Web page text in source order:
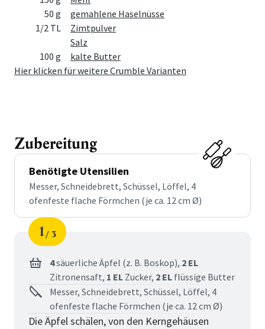
50 g
gemahlene Haselnüsse
1/2 TL
Zimtpulver
Salz
100 g
kalte Butter
Hier klicken für weitere Crumble Varianten
Zubereitung
Benötigte Utensilien
Messer, Schneidebrett, Schüssel, Löffel, 4
ofenfeste flache Förmchen (je ca. 12 cm Ø)
Schritt
1
von
3
4säuerliche Äpfel (z. B. Boskop), 2 EL
Zitronensaft, 1 EL Zucker, 2 EL flüssige Butter
Messer, Schneidebrett, Schüssel, Löffel, 4
ofenfeste flache Förmchen (je ca. 12 cm Ø)
Die Äpfel schälen, von den Kerngehäusen